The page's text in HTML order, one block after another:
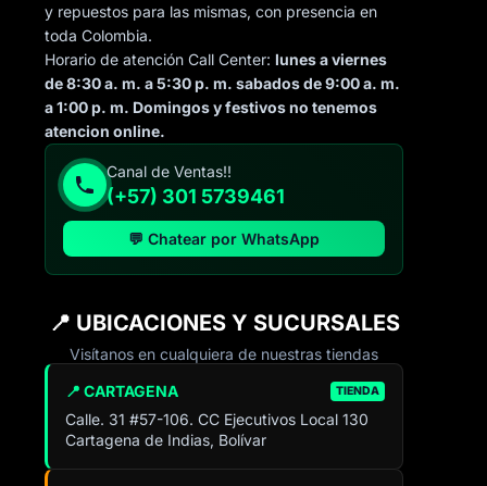
y repuestos para las mismas, con presencia en
toda Colombia.
Horario de atención Call Center:lunes a viernes
de 8:30 a. m. a 5:30 p. m. sabados de 9:00 a. m.
a 1:00 p. m. Domingos y festivos no tenemos
atencion online.
Canal de Ventas!!
(+57) 301 5739461
💬 Chatear por WhatsApp
📍 UBICACIONES Y SUCURSALES
Visítanos en cualquiera de nuestras tiendas
📍 CARTAGENA TIENDA
Calle. 31 #57-106. CC Ejecutivos Local 130
Cartagena de Indias, Bolívar